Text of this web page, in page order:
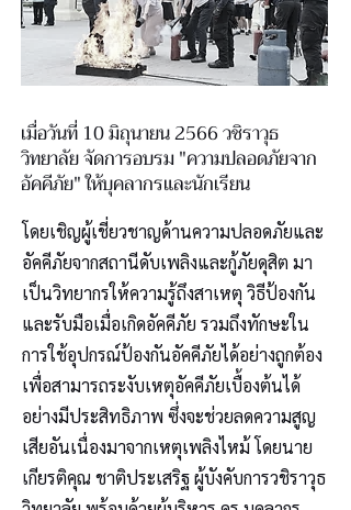
เมื่อวันที่ 10 มิถุนายน 2566 วชิราวุธ
วิทยาลัย จัดการอบรม "ความปลอดภัยจาก
อัคคีภัย" ให้บุคลากรและนักเรียน
โดยเชิญผู้เชี่ยวชาญด้านความปลอดภัยและ
อัคคีภัยจากสถานีดับเพลิงและกู้ภัยดุสิต มา
เป็นวิทยากรให้ความรู้ถึงสาเหตุ วิธีป้องกัน
และรับมือเมื่อเกิดอัคคีภัย รวมถึงทักษะใน
การใช้อุปกรณ์ป้องกันอัคคีภัยได้อย่างถูกต้อง
เพื่อสามารถระงับเหตุอัคคีภัยเบื้องต้นได้
อย่างมีประสิทธิภาพ ซึ่งจะช่วยลดความสูญ
เสียอันเนื่องมาจากเหตุเพลิงไหม้ โดยนาย
เกียรติคุณ ชาติประเสริฐ ผู้บังคับการวชิราวุธ